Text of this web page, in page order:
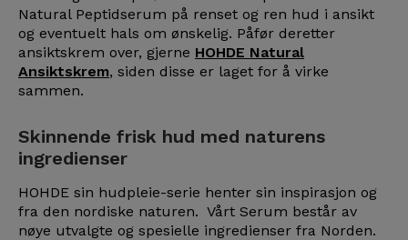
Natural Peptidserum på renset og ren hud i ansikt
og eventuelt hals om ønskelig. Påfør deretter
ansiktskrem over, gjerne HOHDE Natural
Ansiktskrem, siden disse er laget for å virke
sammen.
Skinnende frisk hud med naturens
ingredienser
HOHDE sin hudpleie-serie henter sin inspirasjon og
fra den nordiske naturen. Vårt Serum består av
nøye utvalgte og spesielle ingredienser fra Norden.